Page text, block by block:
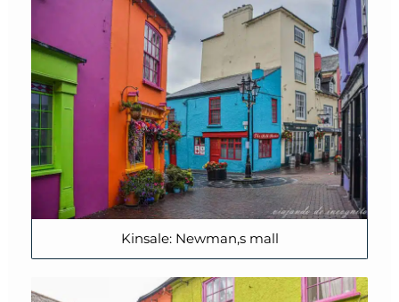
Kinsale: Newman,s mall